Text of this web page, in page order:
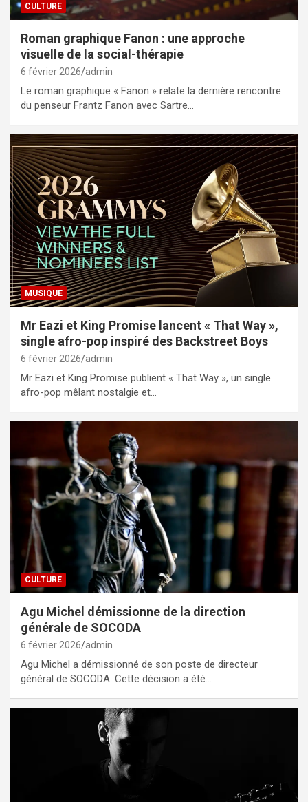
CULTURE
Roman graphique Fanon : une approche
visuelle de la social-thérapie
6 février 2026 admin
Le roman graphique « Fanon » relate la dernière rencontre
du penseur Frantz Fanon avec Sartre…
MUSIQUE
Mr Eazi et King Promise lancent « That Way »,
single afro-pop inspiré des Backstreet Boys
6 février 2026 admin
Mr Eazi et King Promise publient « That Way », un single
afro-pop mêlant nostalgie et…
CULTURE
Agu Michel démissionne de la direction
générale de SOCODA
6 février 2026 admin
Agu Michel a démissionné de son poste de directeur
général de SOCODA. Cette décision a été…